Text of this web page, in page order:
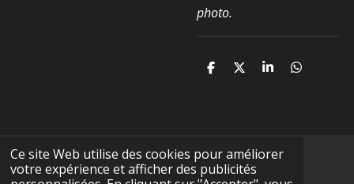
Ce site Web utilise des cookies pour améliorer
votre expérience et afficher des publicités
photo.
P
r
P
r
P
r
P
F
I
Y
T
W